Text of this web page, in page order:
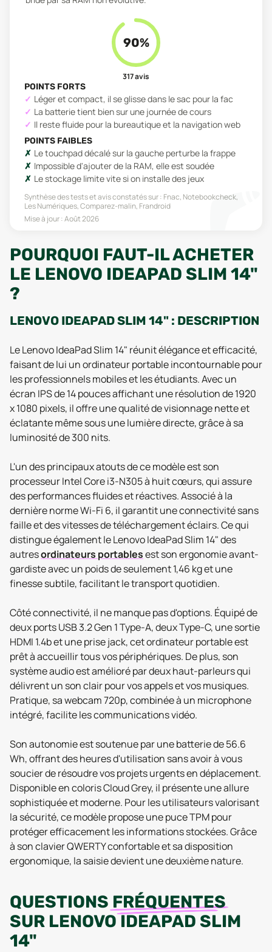
90%
317avis
POINTS FORTS
Léger et compact, il se glisse dans le sac pour la fac
La batterie tient bien sur une journée de cours
Il reste fluide pour la bureautique et la navigation web
POINTS FAIBLES
Le touchpad décalé sur la gauche perturbe la frappe
Impossible d'ajouter de la RAM, elle est soudée
Le stockage limite vite si on installe des jeux
Synthèse des tests et avis constatés sur : Fnac, Notebookcheck,
Les Numériques, Comparez-malin, Frandroid
Mise à jour :Août 2026
POURQUOI FAUT-IL ACHETER
LE LENOVO IDEAPAD SLIM 14"
?
LENOVO IDEAPAD SLIM 14" : DESCRIPTION
Le Lenovo IdeaPad Slim 14" réunit élégance et efficacité,
faisant de lui un ordinateur portable incontournable pour
les professionnels mobiles et les étudiants. Avec un
écran IPS de 14 pouces affichant une résolution de 1920
x 1080 pixels, il offre une qualité de visionnage nette et
éclatante même sous une lumière directe, grâce à sa
luminosité de 300 nits.
L'un des principaux atouts de ce modèle est son
processeur Intel Core i3-N305 à huit cœurs, qui assure
des performances fluides et réactives. Associé à la
dernière norme Wi-Fi 6, il garantit une connectivité sans
faille et des vitesses de téléchargement éclairs. Ce qui
distingue également le Lenovo IdeaPad Slim 14" des
autresordinateurs portablesest son ergonomie avant-
gardiste avec un poids de seulement 1,46 kg et une
finesse subtile, facilitant le transport quotidien.
Côté connectivité, il ne manque pas d'options. Équipé de
deux ports USB 3.2 Gen 1 Type-A, deux Type-C, une sortie
HDMI 1.4b et une prise jack, cet ordinateur portable est
prêt à accueillir tous vos périphériques. De plus, son
système audio est amélioré par deux haut-parleurs qui
délivrent un son clair pour vos appels et vos musiques.
Pratique, sa webcam 720p, combinée à un microphone
intégré, facilite les communications vidéo.
Son autonomie est soutenue par une batterie de 56.6
Wh, offrant des heures d'utilisation sans avoir à vous
soucier de résoudre vos projets urgents en déplacement.
Disponible en coloris Cloud Grey, il présente une allure
sophistiquée et moderne. Pour les utilisateurs valorisant
la sécurité, ce modèle propose une puce TPM pour
protéger efficacement les informations stockées. Grâce
à son clavier QWERTY confortable et sa disposition
ergonomique, la saisie devient une deuxième nature.
QUESTIONS FRÉQUENTES
SUR LENOVO IDEAPAD SLIM
14"